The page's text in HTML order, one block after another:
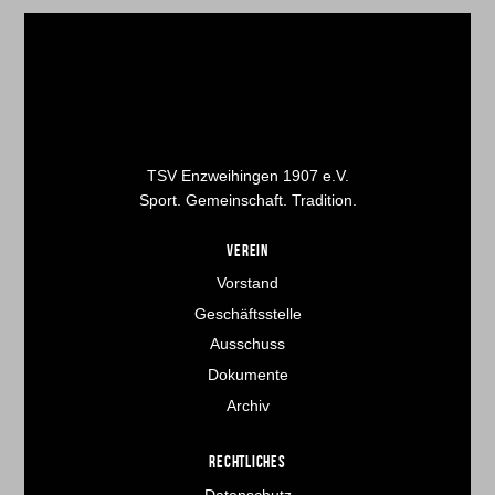
TSV Enzweihingen 1907 e.V.
Sport. Gemeinschaft. Tradition.
VEREIN
Vorstand
Geschäftsstelle
Ausschuss
Dokumente
Archiv
RECHTLICHES